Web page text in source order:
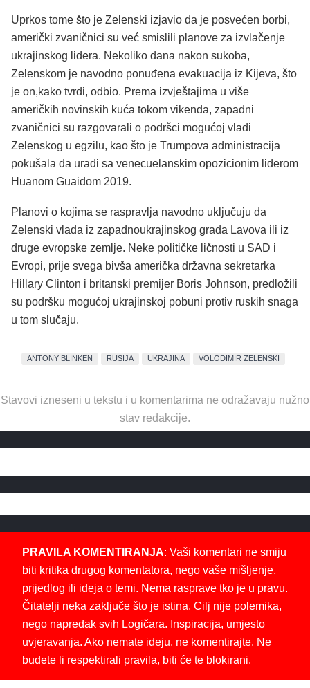
Uprkos tome što je Zelenski izjavio da je posvećen borbi,
američki zvaničnici su već smislili planove za izvlačenje
ukrajinskog lidera. Nekoliko dana nakon sukoba,
Zelenskom je navodno ponuđena evakuacija iz Kijeva, što
je on,kako tvrdi, odbio. Prema izvještajima u više
američkih novinskih kuća tokom vikenda, zapadni
zvaničnici su razgovarali o podršci mogućoj vladi
Zelenskog u egzilu, kao što je Trumpova administracija
pokušala da uradi sa venecuelanskim opozicionim liderom
Huanom Guaidom 2019.
Planovi o kojima se raspravlja navodno uključuju da
Zelenski vlada iz zapadnoukrajinskog grada Lavova ili iz
druge evropske zemlje. Neke političke ličnosti u SAD i
Evropi, prije svega bivša američka državna sekretarka
Hillary Clinton i britanski premijer Boris Johnson, predložili
su podršku mogućoj ukrajinskoj pobuni protiv ruskih snaga
u tom slučaju.
ANTONY BLINKEN RUSIJA UKRAJINA VOLODIMIR ZELENSKI
Stavovi izneseni u tekstu i u komentarima ne odražavaju nužno
stav redakcije.
PRAVILA KOMENTIRANJA: Vaši komentari ne smiju
biti kritika drugog komentatora, nego vaše mišljenje,
prijedlog ili ideja o temi. Nema rasprave tko je u pravu.
Čitatelji neka zaključe što je istina. Cilj nije polemika,
nego napredak svih Logičara. Inspiracija, umjesto
uvjeravanja. Ako nemate ideju, ne komentirajte. Ne
budete li respektirali pravila, biti će te blokirani.